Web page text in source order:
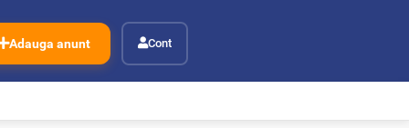
Adauga anunt Cont